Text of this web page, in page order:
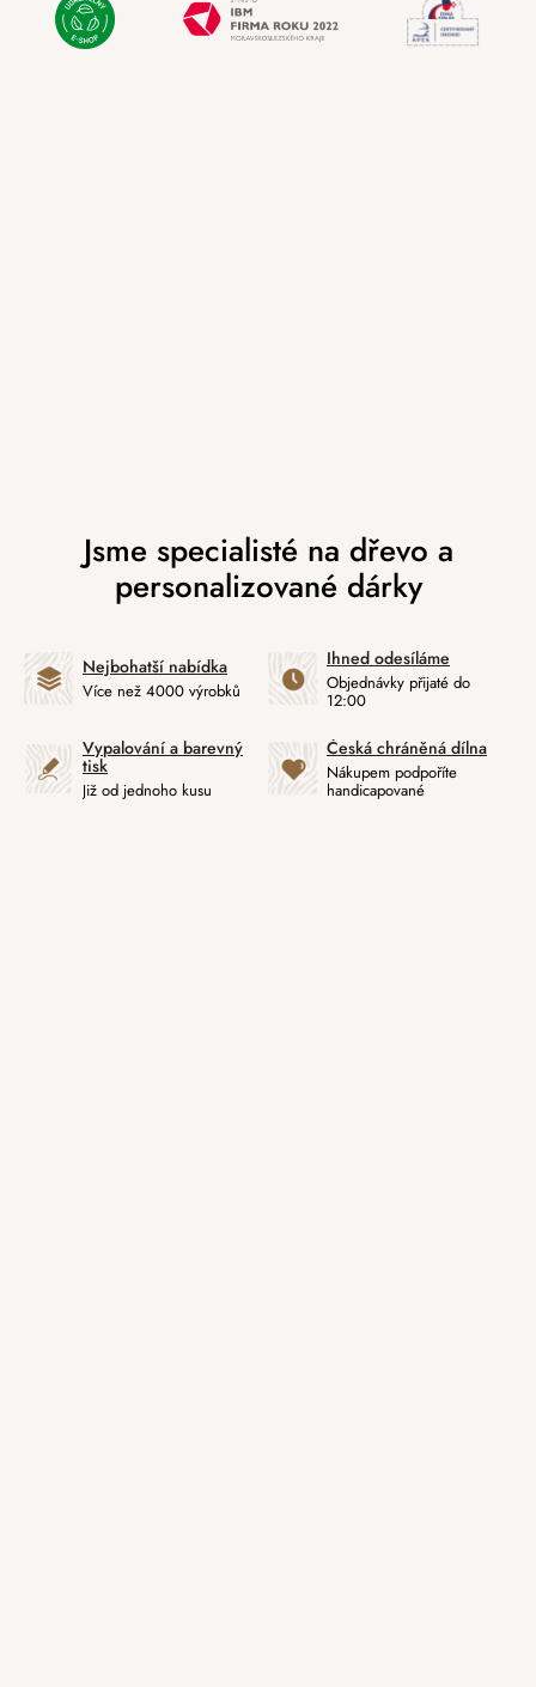
Nejbohatší nabídka
Více než 4000 výrobků
Ihned odesíláme
Objednávky přijaté do
12:00
Vypalování a barevný
tisk
Již od jednoho kusu
Česká chráněná dílna
Nákupem podpoříte
handicapované